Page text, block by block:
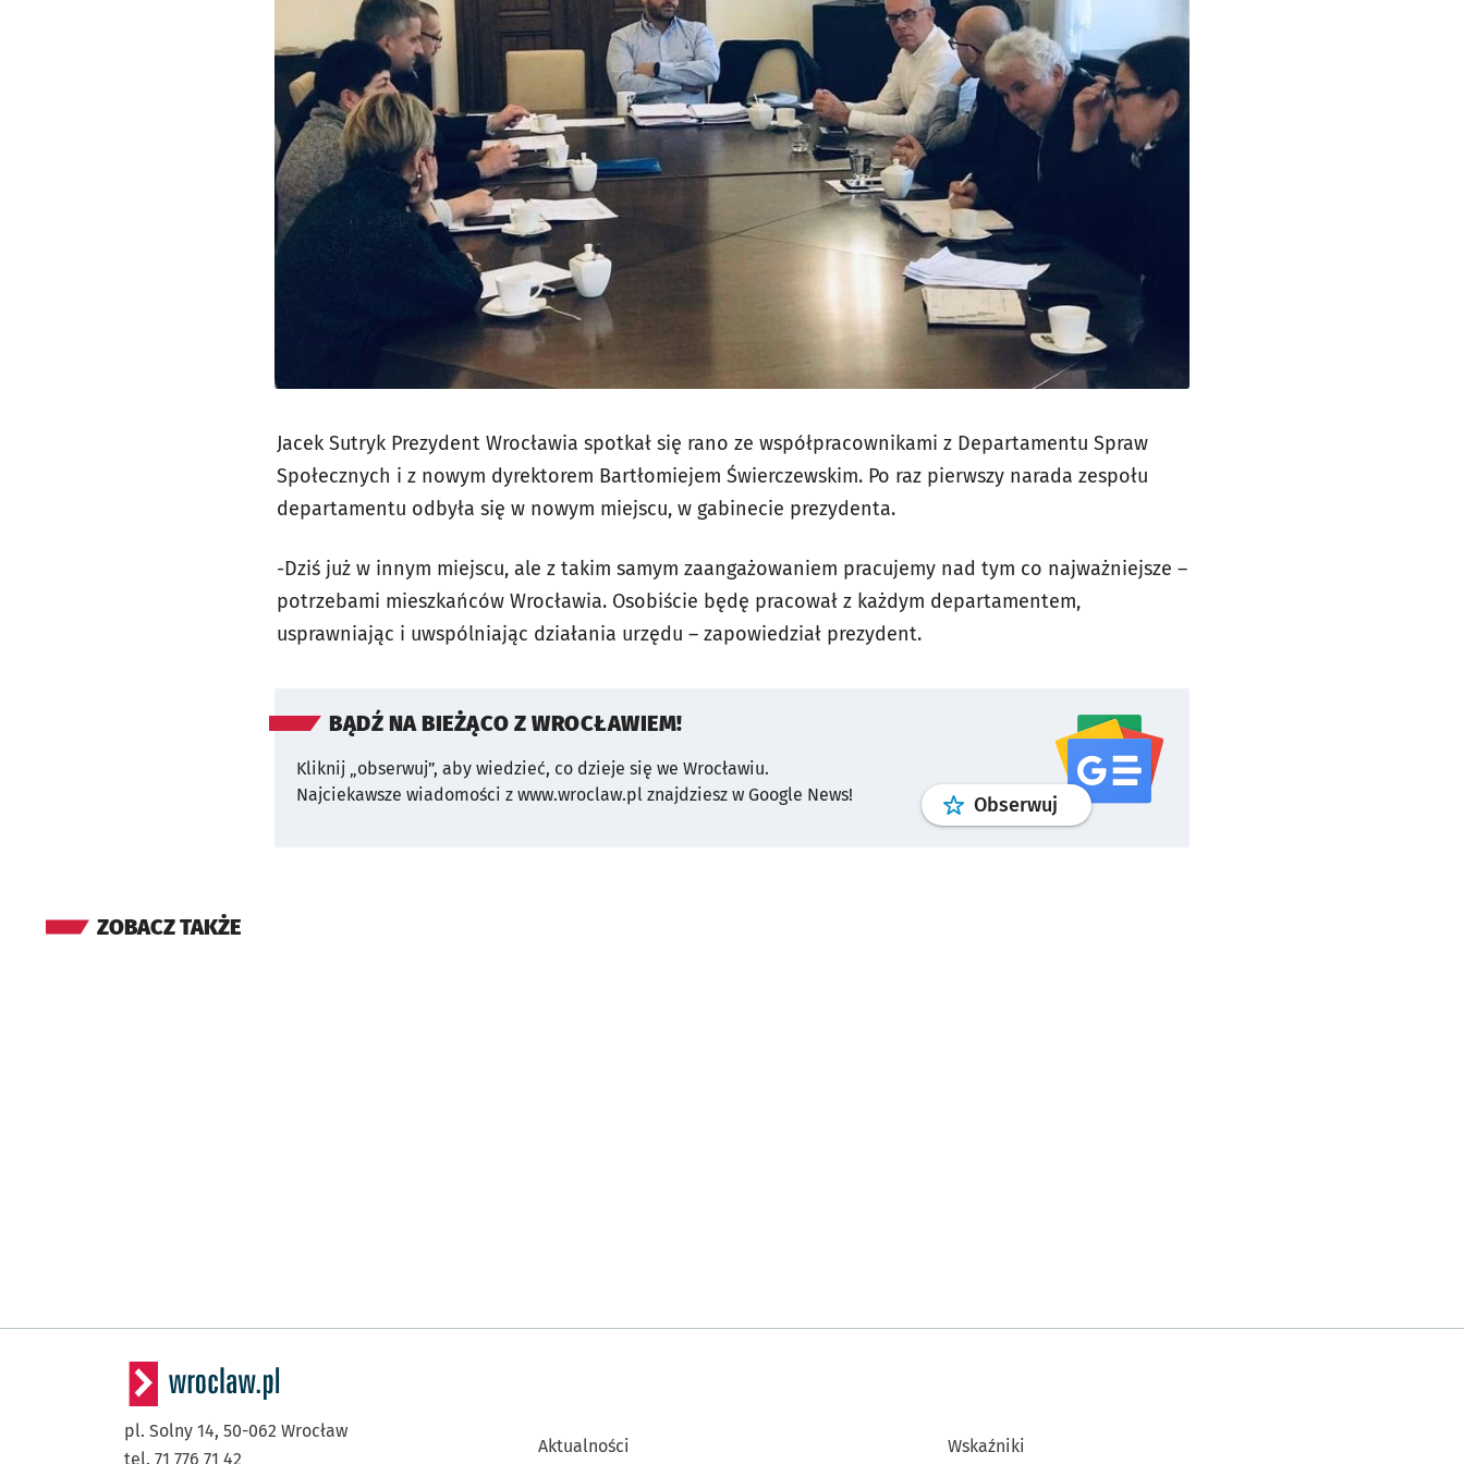
Jacek Sutryk Prezydent Wrocławia spotkał się rano ze współpracownikami z Departamentu Spraw
Społecznych i z nowym dyrektorem Bartłomiejem Świerczewskim. Po raz pierwszy narada zespołu
departamentu odbyła się w nowym miejscu, w gabinecie prezydenta.
-Dziś już w innym miejscu, ale z takim samym zaangażowaniem pracujemy nad tym co najważniejsze –
potrzebami mieszkańców Wrocławia. Osobiście będę pracował z każdym departamentem,
usprawniając i uwspólniając działania urzędu – zapowiedział prezydent.
BĄDŹ NA BIEŻĄCO Z WROCŁAWIEM!
Kliknij „obserwuj”, aby wiedzieć, co dzieje się we Wrocławiu.
Najciekawsze wiadomości z www.wroclaw.pl znajdziesz w Google News!
Obserwuj profilgoogle news
ZOBACZ TAKŻE
pl. Solny 14, 50-062 Wrocław
tel. 71 776 71 42
Aktualności Wskaźniki